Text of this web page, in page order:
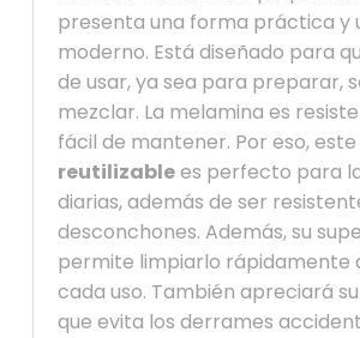
presenta una forma práctica y
moderno. Está diseñado para
de usar, ya sea para preparar,
mezclar. La melamina es
fácil de mantener. Por eso, este
reutilizablees perfecto para
diarias, además de ser
desconchones. Además, su
permite limpiarlo rápidamente
cada uso. También apreciará
que evita los derrames